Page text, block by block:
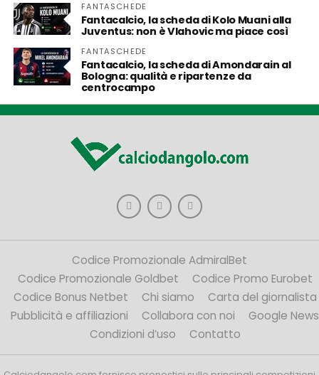
FANTASCHEDE
Fantacalcio, la scheda di Kolo Muani alla
Juventus: non è Vlahovic ma piace così
FANTASCHEDE
Fantacalcio, la scheda di Amondarain al
Bologna: qualità e ripartenze da
centrocampo
Codice Promozionale AdmiralBet
Codice Promozionale Goldbet
Codice Promo Eurobet
Codice Bonus Netbet
Chi siamo
Carta del giornalista
Pubblicità e affiliazioni
Collabora con noi
Google News
Condizioni d’uso
Contatto